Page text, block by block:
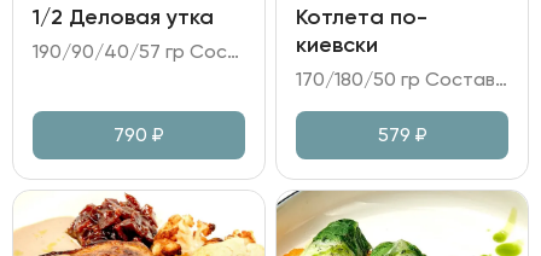
1/2 Деловая утка
190/90/40/57 гр Состав: - утка маринованная; - огурец, дайкон, перец болгарский4 - соус на основе Хойсин; - лепёшки пшеничные.
790 ₽
Котлета по-
киевски
170/180/50 гр Состав: - котлеты из куриного филе в панировке; - картофельное пюре; - огурцы, маринованные в медово-горчичном соусе.
579 ₽